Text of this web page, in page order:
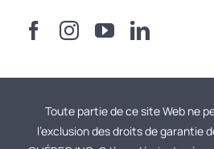
Toute partie de ce site Web ne
l’exclusion des droits de garantie